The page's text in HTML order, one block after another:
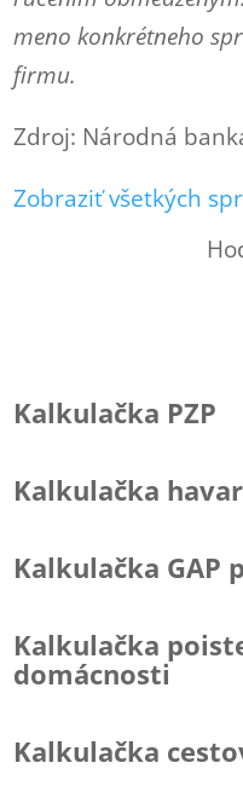
meno konkrétneho
firmu.
Zdroj: Národná
Zobraziť všetkých
Kalkulačka PZP
Kalkulačka
Kalkulačka GAP
Kalkulačka
domácnosti
Kalkulačka